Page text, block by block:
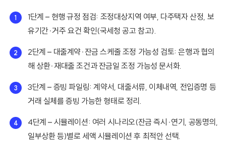
1단계 – 현행 규정 점검: 조정대상지역 여부, 다주택자 산정, 보
유기간·거주 요건 확인(국세청 공고 참고).
2단계 – 대출계약·잔금 스케줄 조정 가능성 검토: 은행과 협의
해 상환·재대출 조건과 잔금일 조정 가능성 문서화.
3단계 – 증빙 파일링: 계약서, 대출서류, 이체내역, 전입증명 등
거래 실체를 증빙 가능한 형태로 정리.
4단계 – 시뮬레이션: 여러 시나리오(잔금 즉시·연기, 공동명의,
일부상환 등)별로 세액 시뮬레이션 후 최적안 선택.